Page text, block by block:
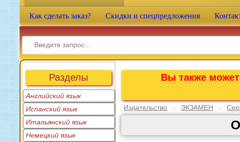
Как сделать заказ? Скидки и спецпредложения
Разделы
Английский язык
Испанский язык
Итальянский язык
Немецкий язык
Вы также
Издательство → ЭКЗАМЕН →